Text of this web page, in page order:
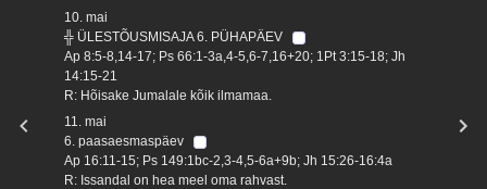
10. mai
╬ ÜLESTÕUSMISAJA 6. PÜHAPÄEV
Ap 8:5-8,14-17; Ps 66:1-3a,4-5,6-7,16+20; 1Pt 3:15-18; Jh
14:15-21
R: Hõisake Jumalale kõik ilmamaa.
11. mai
6. paasaesmaspäev
Ap 16:11-15; Ps 149:1bc-2,3-4,5-6a+9b; Jh 15:26-16:4a
R: Issandal on hea meel oma rahvast.